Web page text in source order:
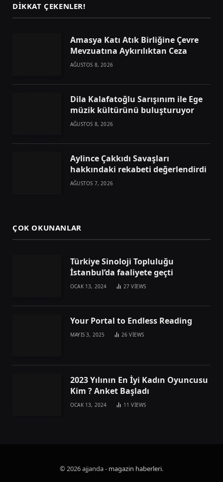
DIKKAT ÇEKENLER!
Amasya Katı Atık Birliğine Çevre
Mevzuatına Aykırılıktan Ceza
AĞUSTOS 8, 2026
Dila Kalafatoğlu Sarışınım ile Ege
müzik kültürünü buluşturuyor
AĞUSTOS 8, 2026
Aylince Çakkıdı Savaşları
hakkındaki rekabeti değerlendirdi
AĞUSTOS 7, 2026
ÇOK OKUNANLAR
Türkiye Sinoloji Topluluğu
İstanbul’da faaliyete geçti
OCAK 13, 2024 27VIEWS
Your Portal to Endless Reading
MAYIS 3, 2025 26VIEWS
2023 Yılının En İyi Kadın Oyuncusu
Kim ? Anket Başladı
OCAK 13, 2024 11VIEWS
© 2026 ajjanda - magazin haberleri.